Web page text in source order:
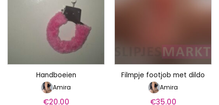
Handboeien
Amira
€20.00
Filmpje footjob met dildo
Amira
€35.00